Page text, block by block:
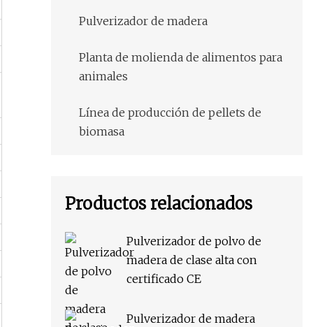
Pulverizador de madera
Planta de molienda de alimentos para
animales
Línea de producción de pellets de
biomasa
Productos relacionados
Pulverizador de polvo de
madera de clase alta con
certificado CE
Pulverizador de madera